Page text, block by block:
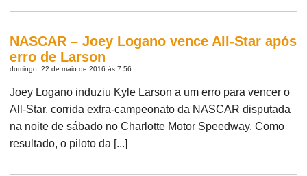
NASCAR – Joey Logano vence All-Star após
erro de Larson
domingo, 22 de maio de 2016 às 7:56
Joey Logano induziu Kyle Larson a um erro para vencer o
All-Star, corrida extra-campeonato da NASCAR disputada
na noite de sábado no Charlotte Motor Speedway. Como
resultado, o piloto da [...]